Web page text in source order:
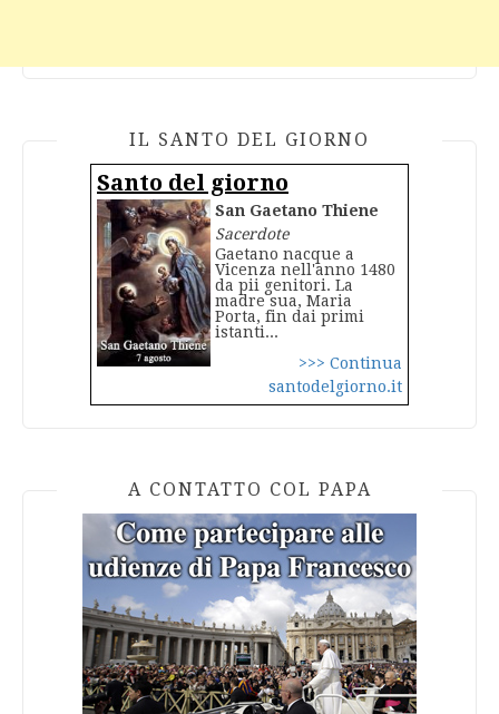
IL SANTO DEL GIORNO
Santo del giorno
San Gaetano Thiene
Sacerdote
Gaetano nacque a
Vicenza nell'anno 1480
da pii genitori. La
madre sua, Maria
Porta, fin dai primi
istanti...
>>> Continua
santodelgiorno.it
A CONTATTO COL PAPA